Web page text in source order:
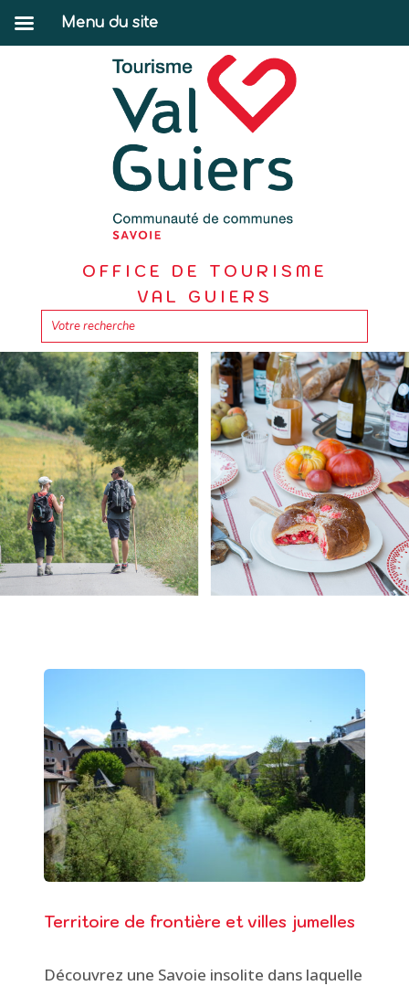
OFFICE DE TOURISME
VAL GUIERS
Territoire de frontière et villes jumelles
Découvrez une Savoie insolite dans laquelle
Menu du site